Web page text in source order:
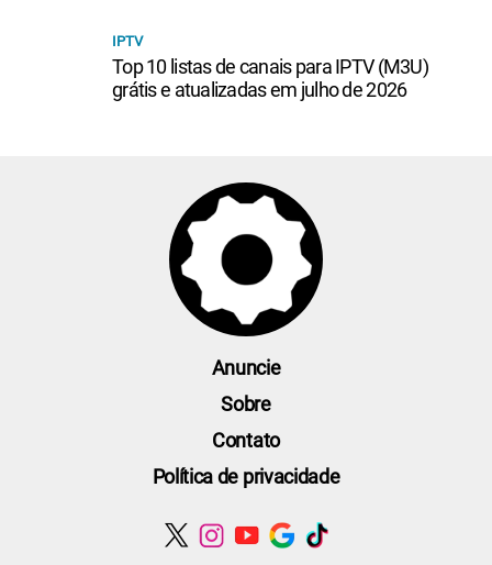
IPTV
Top 10 listas de canais para IPTV (M3U)
grátis e atualizadas em julho de 2026
Anuncie
Sobre
Contato
Política de privacidade